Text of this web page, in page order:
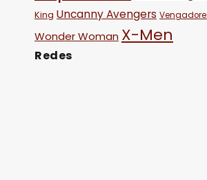
King Uncanny Avengers
Wonder Woman X-Men
Redes